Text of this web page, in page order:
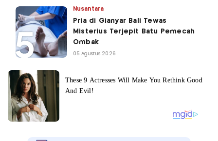
Nusantara
Pria di Gianyar Bali Tewas
Misterius Terjepit Batu Pemecah
Ombak
05 Agustus 2026